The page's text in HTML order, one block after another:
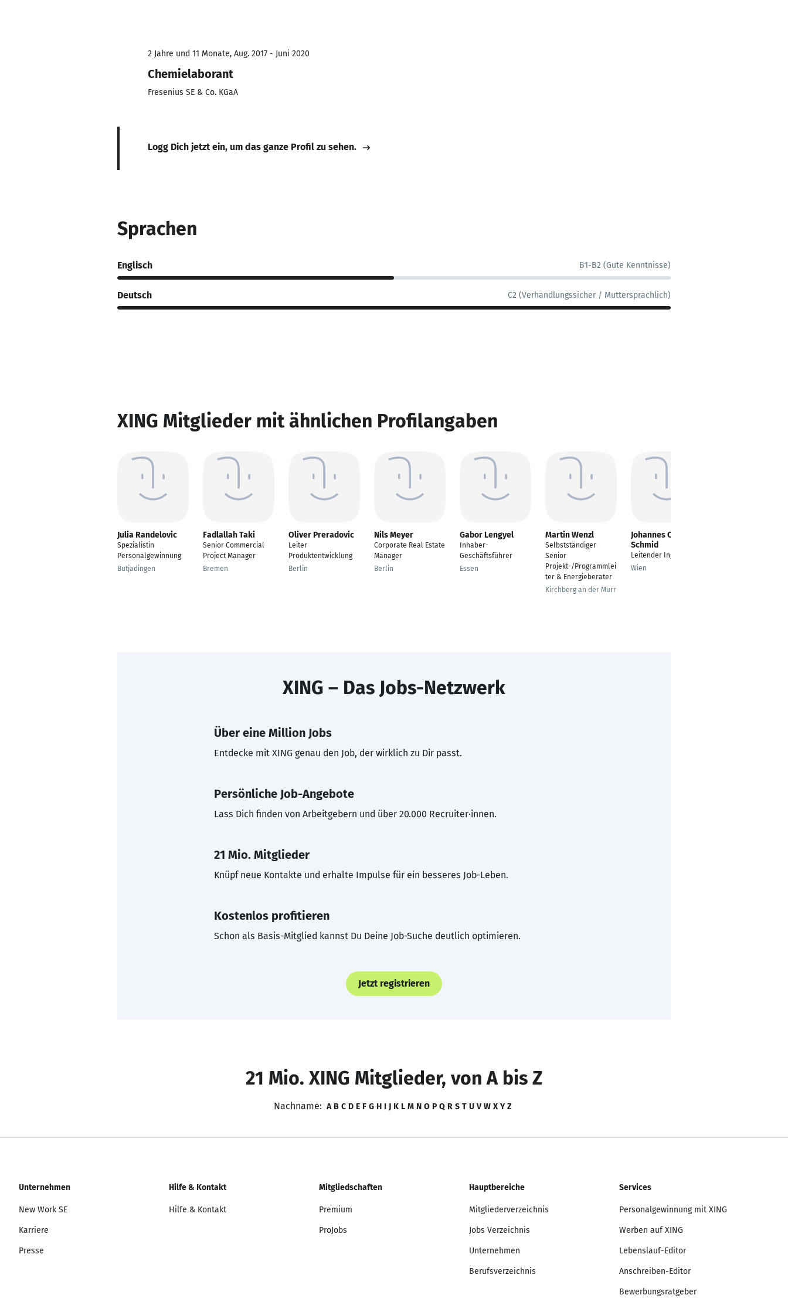
2 Jahre und 11 Monate, Aug. 2017 - Juni 2020
Chemielaborant
Fresenius SE & Co. KGaA
Logg Dich jetzt ein, um das ganze Profil zu sehen.
Sprachen
Englisch B1-B2 (Gute Kenntnisse)
Deutsch C2 (Verhandlungssicher / Muttersprachlich)
XING Mitglieder mit ähnlichen Profilangaben
Julia Randelovic
Spezialistin
Personalgewinnung
Butjadingen
Fadlallah Taki
Senior Commercial
Project Manager
Bremen
Oliver Preradovic
Leiter
Produktentwicklung
Berlin
Nils Meyer
Corporate Real Estate
Manager
Berlin
Gabor Lengyel
Inhaber-
Geschäftsführer
Essen
Martin Wenzl
Selbstständiger
Senior
Projekt-/Programmlei
ter & Energieberater
Kirchberg an der Murr
Johannes Christian
Schmid
Leitender Ingenieur
Wien
XING – Das Jobs-Netzwerk
Über eine Million Jobs
Entdecke mit XING genau den Job, der wirklich zu Dir passt.
Persönliche Job-Angebote
Lass Dich finden von Arbeitgebern und über 20.000 Recruiter·innen.
21 Mio. Mitglieder
Knüpf neue Kontakte und erhalte Impulse für ein besseres Job-Leben.
Kostenlos profitieren
Schon als Basis-Mitglied kannst Du Deine Job-Suche deutlich optimieren.
Jetzt registrieren
21 Mio. XING Mitglieder, von A bis Z
Nachname: A B C D E F G H I J K L M N O P Q R S T U V W X Y Z
Unternehmen
New Work SE
Karriere
Presse
Hilfe & Kontakt
Hilfe & Kontakt
Mitgliedschaften
Premium
ProJobs
Hauptbereiche
Mitgliederverzeichnis
Jobs Verzeichnis
Unternehmen
Berufsverzeichnis
Services
Personalgewinnung mit XING
Werben auf XING
Lebenslauf-Editor
Anschreiben-Editor
Bewerbungsratgeber